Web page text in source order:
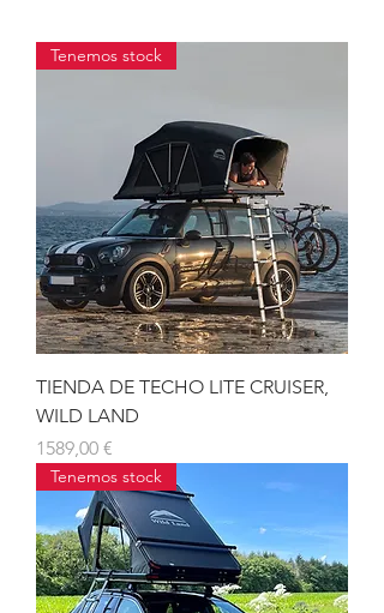
Tenemos stock
TIENDA DE TECHO LITE CRUISER,
WILD LAND
Precio
1589,00 €
Tenemos stock